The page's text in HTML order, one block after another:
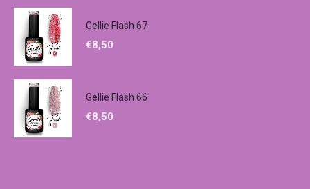
Gellie Flash 67
€8,50
Gellie Flash 66
€8,50